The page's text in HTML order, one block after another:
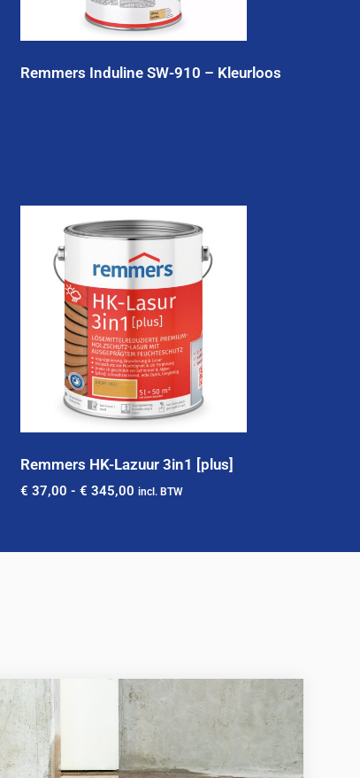
Remmers Induline SW-910 – Kleurloos
Remmers HK-Lazuur 3in1 [plus]
€ 37,00 - € 345,00 incl. BTW